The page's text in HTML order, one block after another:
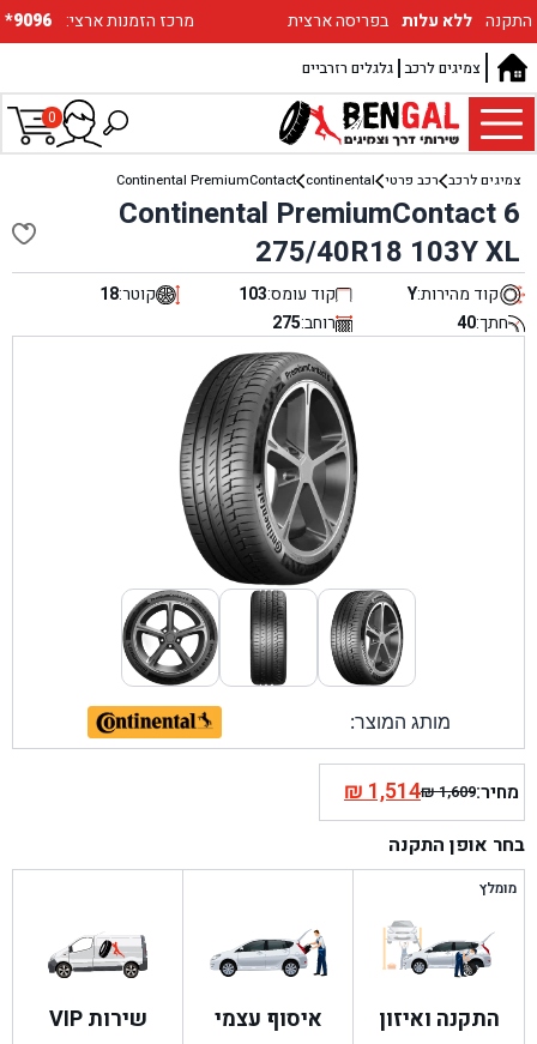
*9096 :מרכז הזמנות ארצי התקנה ללא עלות בפריסה ארצית
גלגלים רזרביים צמיגים לרכב
0
צמיגים לרכב רכב פרטי continental
Continental PremiumContact
Continental PremiumContact 6
275/40R18 103Y XL
קוד מהירות:Y קוד עומס:103 קוטר:18
חתך:40 רוחב:275
מותג המוצר:
מחיר: ₪1,609
המחיר
המקורי
היה:
₪1,514 המחיר
הנוכחי
הוא:
בחר אופן התקנה
מומלץ
התקנה ואיזון איסוף עצמי שירות VIP